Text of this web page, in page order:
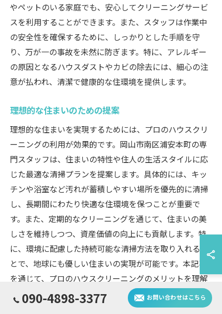
やペットのいる家庭でも、安心してクリーニングサービ
スを利用することができます。また、スタッフは作業中
の安全性を確保するために、しっかりとした手順を守
り、万が一の事故を未然に防ぎます。特に、アレルギー
の原因となるハウスダストやカビの除去には、細心の注
意が払われ、清潔で健康的な住環境を提供します。
理想的な住まいのための提案
理想的な住まいを実現するためには、プロのハウスクリ
ーニングの利用が効果的です。岡山市南区浦安本町の専
門スタッフは、住まいの特性や住人の生活スタイルに応
じた最適な清掃プランを提案します。具体的には、キッ
チンや浴室など汚れが蓄積しやすい場所を優先的に清掃
し、長期間にわたり快適な住環境を保つことが重要で
す。また、定期的なクリーニングを通じて、住まいの美
しさを維持しつつ、資産価値の向上にも貢献します。特
に、環境に配慮した持続可能な清掃方法を取り入れるこ
とで、地球にも優しい住まいの実現が可能です。本記事
を通じて、プロのハウスクリーニングのメリットを理解
し、住まいのクオリティを向上させる一助となることを
願っています。次回もより深い情報をお届けできるよ
090-4898-3377 お問い合わせはこちら